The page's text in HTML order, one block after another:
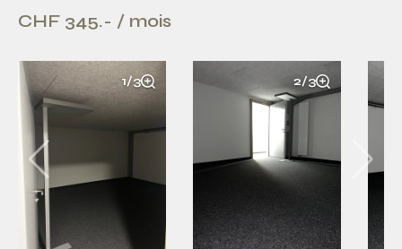
CHF 345.- / mois
1/3 2/3